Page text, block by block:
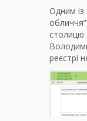
Одним із
столицю
реєстрі